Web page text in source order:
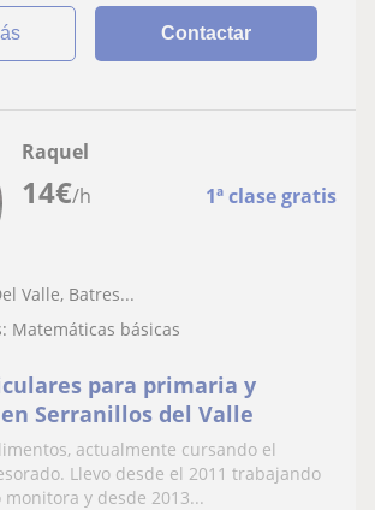
Contactar
14€/h 1ª clase gratis
Raquel
Valle, Batres...
Matemáticas básicas
para primaria y
Serranillos del Valle
actualmente cursando el
Llevo desde el 2011 trabajando
y desde 2013...